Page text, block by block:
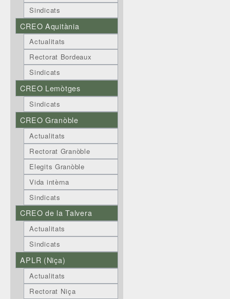
Sindicats
CREO Aquitània
Actualitats
Rectorat Bordeaux
Sindicats
CREO Lemòtges
Sindicats
CREO Granòble
Actualitats
Rectorat Granòble
Elegits Granòble
Vida intèrna
Sindicats
CREO de la Talvera
Actualitats
Sindicats
APLR (Niça)
Actualitats
Rectorat Niça